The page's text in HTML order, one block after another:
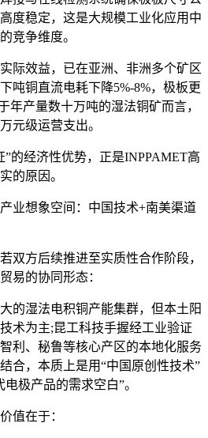
度稳定，这是大规模工业化应用中
竞争维度。
效益，已在亚洲、非洲多个矿区
吨铜直流电耗下降5%-8%，极板更
年产量数十万吨的湿法铜矿而言，
元级运营支出。
经济性优势，正是INPPAMET高
的原因。
想象空间：中国技术+南美渠道
方后续推进至实质性合作阶段，
易的协同形态：
湿法电积铜产能集群，但本土阳
术为主;昆工科技手握经工业验证
利、秘鲁等核心产区的本地化服务
合，本质上是用“中国原创性技术”
极产品的需求空白”。
在于：